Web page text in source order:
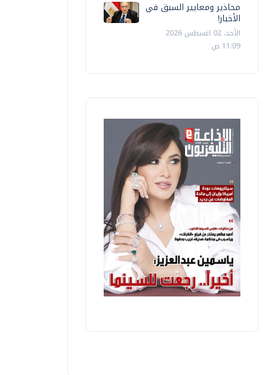
محاذير ومعايير السبق في
الأخبار!
الأحد، 02 اغسطس 2026
11:09 ص